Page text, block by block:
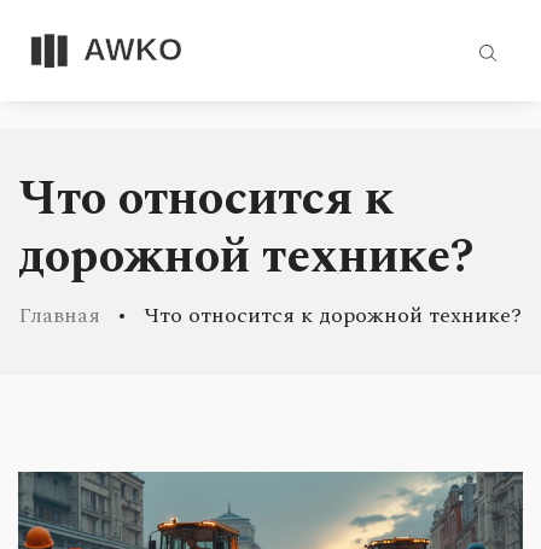
Что относится к
дорожной технике?
Главная Что относится к дорожной технике?